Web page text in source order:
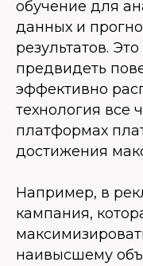
обучение для
данных и
результатов.
предвидеть
эффективно
технология все
платформах
достижения
Например, в
кампания,
наивысшему